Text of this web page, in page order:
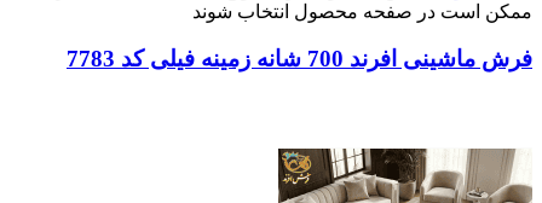
ممکن است در صفحه محصول انتخاب شوند
فرش ماشینی افرند 700 شانه زمینه فیلی کد 7783